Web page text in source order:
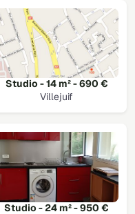
Studio - 14 m² - 690 €
Villejuif
Studio - 24 m² - 950 €